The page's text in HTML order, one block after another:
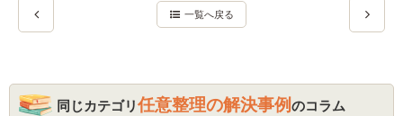
一覧へ戻る
同じカテゴリ任意整理の解決事例のコラム